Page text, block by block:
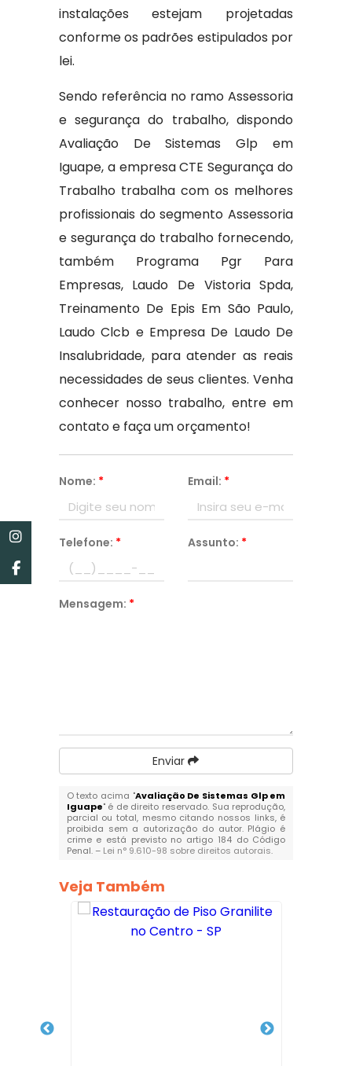
instalações estejam projetadas
conforme os padrões estipulados por
lei.
Sendo referência no ramo Assessoria
e segurança do trabalho, dispondo
Avaliação De Sistemas Glp em
Iguape, a empresa CTE Segurança do
Trabalho trabalha com os melhores
profissionais do segmento Assessoria
e segurança do trabalho fornecendo,
também Programa Pgr Para
Empresas, Laudo De Vistoria Spda,
Treinamento De Epis Em São Paulo,
Laudo Clcb e Empresa De Laudo De
Insalubridade, para atender as reais
necessidades de seus clientes. Venha
conhecer nosso trabalho, entre em
contato e faça um orçamento!
Nome: * Email: *
Telefone: * Assunto: *
Mensagem: *
Enviar
O texto acima "Avaliação De Sistemas Glp em
Iguape" é de direito reservado. Sua reprodução,
parcial ou total, mesmo citando nossos links, é
proibida sem a autorização do autor. Plágio é
crime e está previsto no artigo 184 do Código
Penal. – Lei n° 9.610-98 sobre direitos autorais.
Veja Também